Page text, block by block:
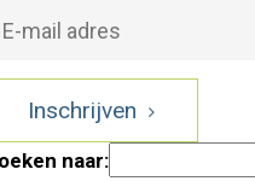
Inschrijven
naar: